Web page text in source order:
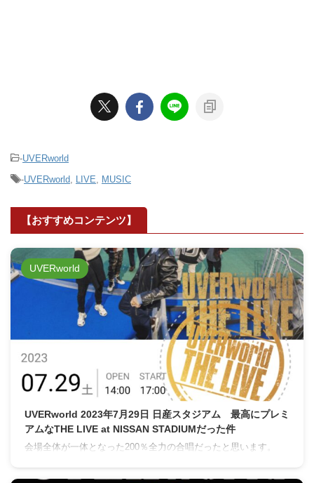
-UVERworld
-UVERworld, LIVE, MUSIC
【おすすめコンテンツ】
UVERworld
UVERworld 2023年7月29日 日産スタジアム 最高にプレミ
アムなTHE LIVE at NISSAN STADIUMだった件
会場全体が一体となった200％全力の合唱だったと思います。